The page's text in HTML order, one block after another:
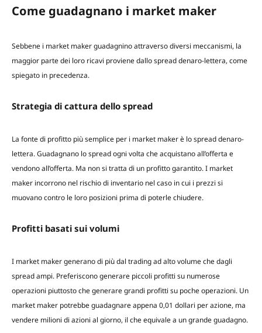
Come guadagnano i market maker
Sebbene i market maker guadagnino attraverso diversi meccanismi, la
maggior parte dei loro ricavi proviene dallo spread denaro-lettera, come
spiegato in precedenza.
Strategia di cattura dello spread
La fonte di profitto più semplice per i market maker è lo spread denaro-
lettera. Guadagnano lo spread ogni volta che acquistano all’offerta e
vendono all’offerta. Ma non si tratta di un profitto garantito. I market
maker incorrono nel rischio di inventario nel caso in cui i prezzi si
muovano contro le loro posizioni prima di poterle chiudere.
Profitti basati sui volumi
I market maker generano di più dal trading ad alto volume che dagli
spread ampi. Preferiscono generare piccoli profitti su numerose
operazioni piuttosto che generare grandi profitti su poche operazioni. Un
market maker potrebbe guadagnare appena 0,01 dollari per azione, ma
vendere milioni di azioni al giorno, il che equivale a un grande guadagno.